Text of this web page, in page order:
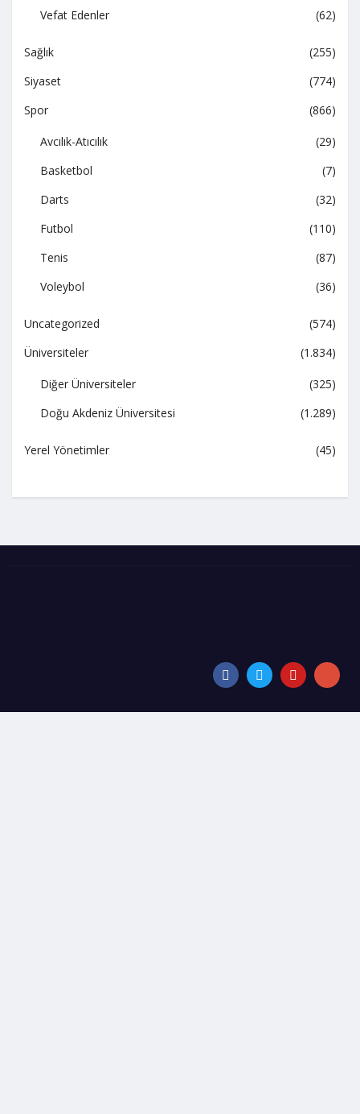
Vefat Edenler
(62)
Sağlık
(255)
Siyaset
(774)
Spor
(866)
Avcılık-Atıcılık
(29)
Basketbol
(7)
Darts
(32)
Futbol
(110)
Tenis
(87)
Voleybol
(36)
Uncategorized
(574)
Üniversiteler
(1.834)
Diğer Üniversiteler
(325)
Doğu Akdeniz Üniversitesi
(1.289)
Yerel Yönetimler (45)